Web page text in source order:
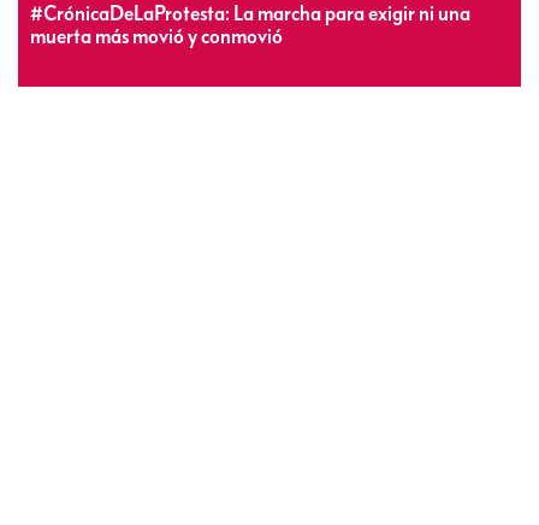
#CrónicaDeLaProtesta: La marcha para exigir ni una
muerta más movió y conmovió